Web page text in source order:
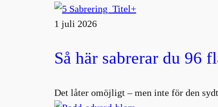
1 juli 2026
Så här sabrerar du 96
Det låter omöjligt – men inte för den